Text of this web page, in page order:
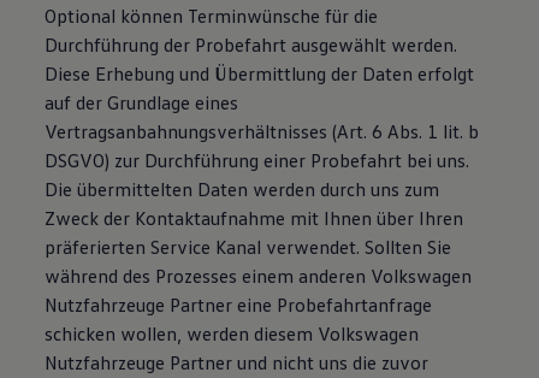
Optional können Terminwünsche für die
Durchführung der Probefahrt ausgewählt werden.
Diese Erhebung und Übermittlung der Daten erfolgt
auf der Grundlage eines
Vertragsanbahnungsverhältnisses (Art. 6 Abs. 1 lit. b
DSGVO) zur Durchführung einer Probefahrt bei uns.
Die übermittelten Daten werden durch uns zum
Zweck der Kontaktaufnahme mit Ihnen über Ihren
präferierten Service Kanal verwendet. Sollten Sie
während des Prozesses einem anderen Volkswagen
Nutzfahrzeuge Partner eine Probefahrtanfrage
schicken wollen, werden diesem Volkswagen
Nutzfahrzeuge Partner und nicht uns die zuvor